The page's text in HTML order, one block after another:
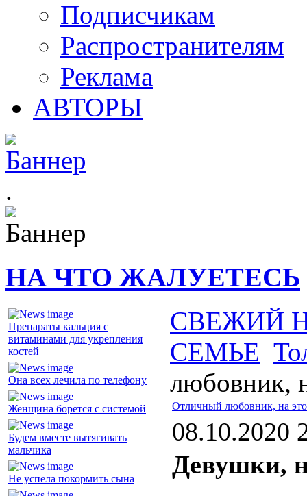
Подписчикам
Распространителям
Реклама
АВТОРЫ
.
НА ЧТО ЖАЛУЕТЕСЬ
Препараты кальция с
витаминами для укрепления
костей
Она всех лечила по телефону
Женщина борется с системой
Будем вместе вытягивать
мальчика
Не успела покормить сына
СВЕЖИЙ
СЕМЬЕ
любовник,
Отличный любовник, на
08.10.2020
Девушки,